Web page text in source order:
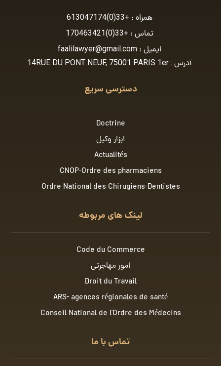
همراه :+33(0)613047174
تماس :+33(0)170463421
ایمیل :faalilawyer@gmail.com
آدرس : 14RUE DU PONT NEUF, 75001 PARIS 1er
دسترسی سریع
Doctrine
ابزار وکیل
Actualités
CNOP-Ordre des pharmaciens
Ordre National des Chirugiens-Dentistes
لینک های مربوطه
Code du Commerce
امور مهاجرتی
Droit du Travail
ARS- agences régionales de santé
Conseil National de l'Ordre des Médecins
تماس با ما